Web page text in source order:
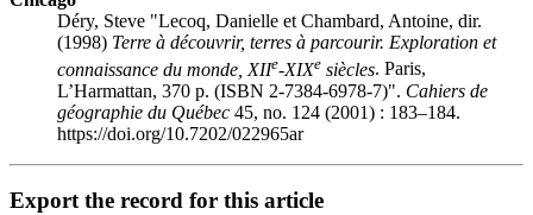
Déry, Steve "Lecoq, Danielle et Chambard, Antoine, dir.
(1998) Terre à découvrir, terres à parcourir. Exploration et
connaissance du monde, XIIe-XIXe siècles. Paris,
L’Harmattan, 370 p. (ISBN 2-7384-6978-7)". Cahiers de
géographie du Québec 45, no. 124 (2001) : 183–184.
https://doi.org/10.7202/022965ar
Export the record for this article